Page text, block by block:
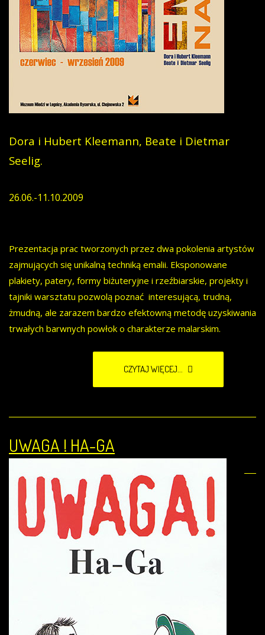
Dora i Hubert Kleemann, Beate i Dietmar
Seelig.
26.06.-11.10.2009
Prezentacja prac tworzonych przez dwa pokolenia artystów
zajmujących się unikalną techniką emalii. Eksponowane
plakiety, patery, formy biżuteryjne i rzeźbiarskie, projekty i
tajniki warsztatu pozwolą poznać interesującą, trudną,
żmudną, ale zarazem bardzo efektowną metodę uzyskiwania
trwałych barwnych powłok o charakterze malarskim.
CZYTAJ WIĘCEJ...
UWAGA ! HA-GA